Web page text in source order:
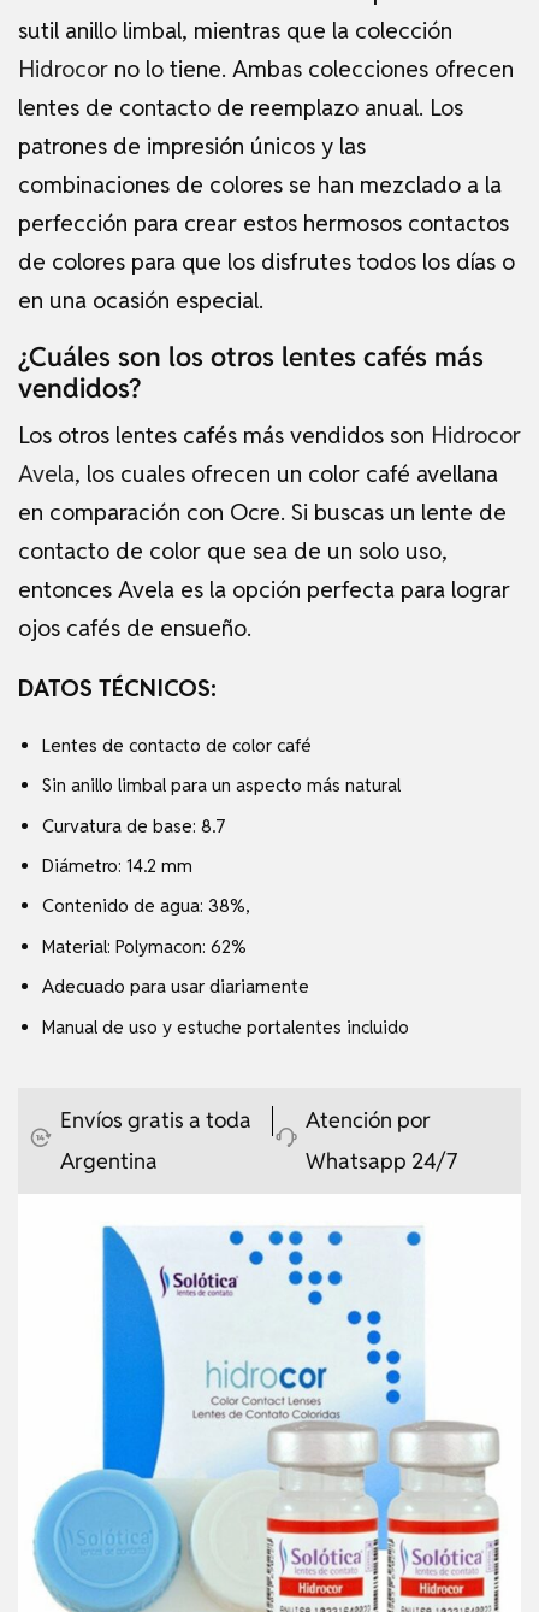
sutil anillo limbal, mientras que la colección
Hidrocor no lo tiene. Ambas colecciones ofrecen
lentes de contacto de reemplazo anual. Los
patrones de impresión únicos y las
combinaciones de colores se han mezclado a la
perfección para crear estos hermosos contactos
de colores para que los disfrutes todos los días o
en una ocasión especial.
¿Cuáles son los otros lentes cafés más
vendidos?
Los otros lentes cafés más vendidos son Hidrocor
Avela, los cuales ofrecen un color café avellana
en comparación con Ocre. Si buscas un lente de
contacto de color que sea de un solo uso,
entonces Avela es la opción perfecta para lograr
ojos cafés de ensueño.
DATOS TÉCNICOS:
Lentes de contacto de color café
Sin anillo limbal para un aspecto más natural
Curvatura de base: 8.7
Diámetro: 14.2 mm
Contenido de agua: 38%,
Material: Polymacon: 62%
Adecuado para usar diariamente
Manual de uso y estuche portalentes incluido
Envíos gratis a toda
Argentina
Atención por
Whatsapp 24/7